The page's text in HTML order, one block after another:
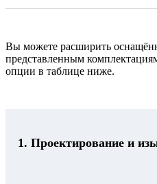
Вы можете расширить
представленным
опции в таблице ниже.
1. Проектирование и